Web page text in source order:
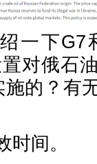
下G7
对俄石
的？有
间。